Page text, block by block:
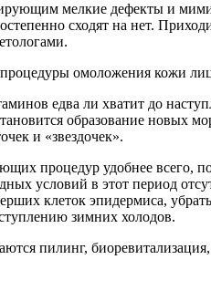
мелкие дефекты и
сходят на нет.
омоложения кожи
едва ли хватит до
образование новых
и «звездочек».
процедур удобнее всего,
условий в этот период
клеток эпидермиса,
зимних холодов.
пилинг,